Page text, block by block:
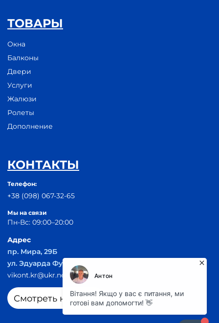
ТОВАРЫ
Окна
Балконы
Двери
Услуги
Жалюзи
Ролеты
Дополнение
КОНТАКТЫ
Телефон:
+38 (098) 067-32-65
Мы на связи
Пн-Вс: 09:00–20:00
Адрес
пр. Мира, 29Б
ул. Эдуарда Фукса 55
vikont.kr@ukr.net
Смотреть на карте